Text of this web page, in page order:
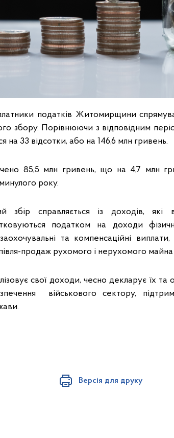
податків Житомирщини
збору. Порівнюючи з відповідним
на 33 відсотки, або на 146,6 млн гривень.
85,5 млн гривень, що на 4,7 млн
року.
збір справляється із доходів, які
податком на доходи
та компенсаційні
продаж рухомого і нерухомого
свої доходи, чесно декларує їх та
військового сектору,
Версія для друку